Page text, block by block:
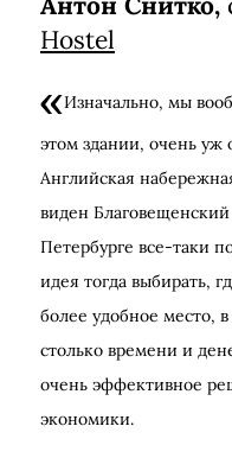
Hostel
Изначально, мы
этом здании, очень уж
Английская
виден
Петербурге все-таки
идея тогда выбирать,
более удобное место,
столько времени и
очень эффективное
экономики.